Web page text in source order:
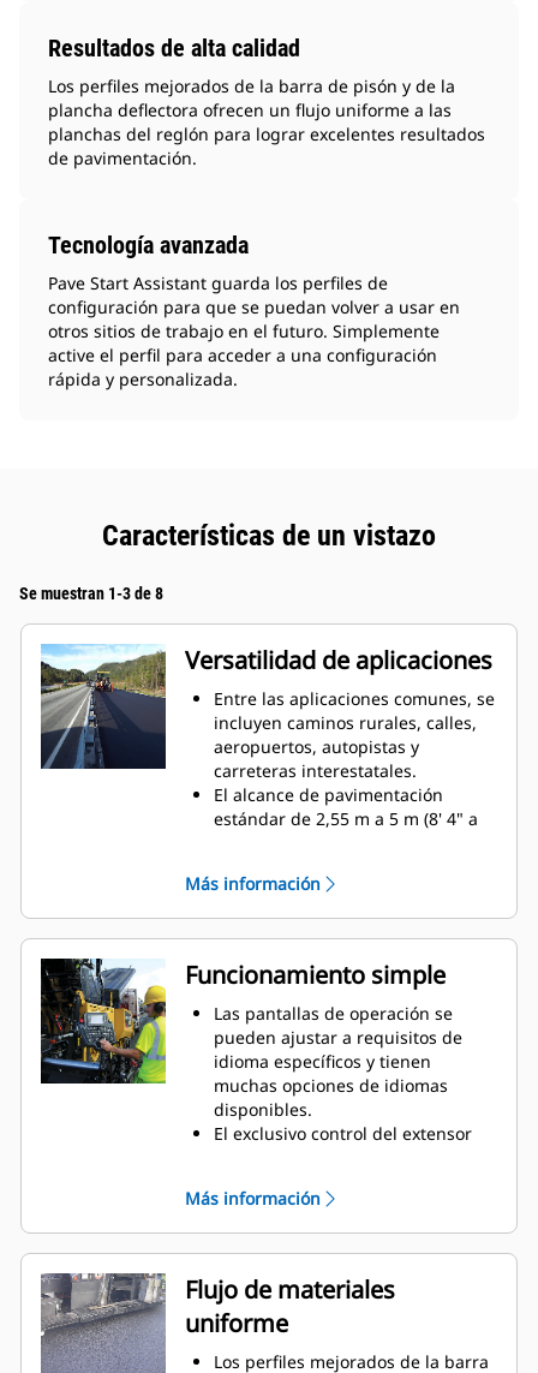
Resultados de alta calidad
Los perfiles mejorados de la barra de pisón y de la
plancha deflectora ofrecen un flujo uniforme a las
planchas del reglón para lograr excelentes resultados
de pavimentación.
Tecnología avanzada
Pave Start Assistant guarda los perfiles de
configuración para que se puedan volver a usar en
otros sitios de trabajo en el futuro. Simplemente
active el perfil para acceder a una configuración
rápida y personalizada.
Características de un vistazo
Se muestran 1-3 de 8
Versatilidad de aplicaciones
Entre las aplicaciones comunes, se
incluyen caminos rurales, calles,
aeropuertos, autopistas y
carreteras interestatales.
El alcance de pavimentación
estándar de 2,55 m a 5 m (8' 4" a
de pavimentación en aplicaciones
tanto urbanas como de carreteras.
Las extensiones empernadas
simples ofrecen un ancho máximo
de pavimentación de 8 m (26' 3").
Más información
Funcionamiento simple
Las pantallas de operación se
pueden ajustar a requisitos de
idioma específicos y tienen
muchas opciones de idiomas
disponibles.
El exclusivo control del extensor
el ancho de pavimentación.
Las consolas de operación del
reglón están equipadas con ajuste
de relación para los sinfines y
transportadores, lo que permite
modificar el flujo de materiales.
Los controles optativos de potencia
Más información
Flujo de materiales
uniforme
Los perfiles mejorados de la barra